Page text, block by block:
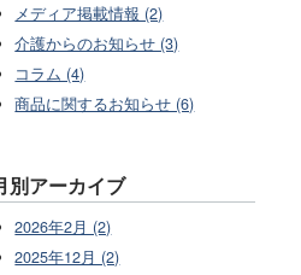
メディア掲載情報 (2)
介護からのお知らせ (3)
コラム (4)
商品に関するお知らせ (6)
別アーカイブ
2026年2月 (2)
2025年12月 (2)